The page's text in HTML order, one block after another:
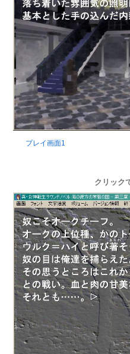
プレイ画面1
クリック